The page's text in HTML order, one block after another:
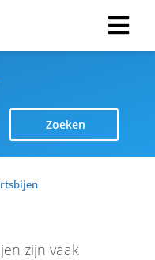
Zoeken
zijn vaak